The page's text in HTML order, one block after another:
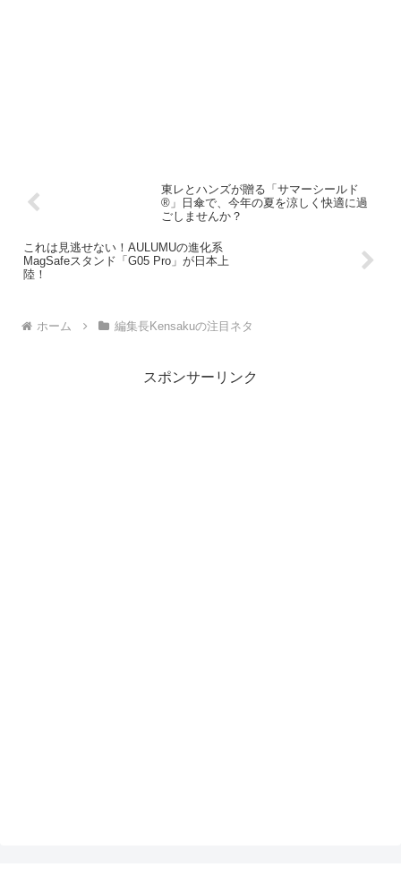
東レとハンズが贈る「サマーシールド
®」日傘で、今年の夏を涼しく快適に過
ごしませんか？
これは見逃せない！AULUMUの進化系
MagSafeスタンド「G05 Pro」が日本上
陸！
ホーム 編集長Kensakuの注目ネタ
スポンサーリンク